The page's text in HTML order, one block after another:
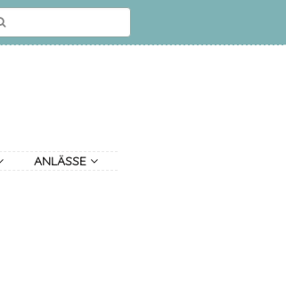
ANLÄSSE